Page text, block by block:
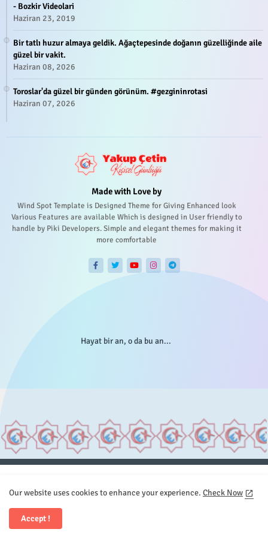
- Bozkir Videolari
Haziran 23, 2019
Bir tatlı huzur almaya geldik. Ağaçtepesinde doğanın güzelliğinde aile
güzel bir vakit.
Haziran 08, 2026
Toroslar'da güzel bir günden görünüm. #gezgininrotasi
Haziran 07, 2026
Made with Love by
Wind Spot Template is Designed Theme for Giving Enhanced look
Various Features are available Which is designed in User friendly to
handle by Piki Developers. Simple and elegant themes for making it
more comfortable
Hayat bir an, o da bu an...
Sitemap
İletişim
Our website uses cookies to enhance your experience. Check Now
Accept !